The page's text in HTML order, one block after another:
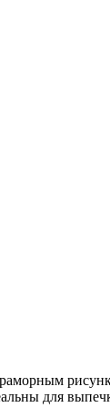
для